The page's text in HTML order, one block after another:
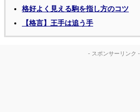
格好よく見える駒を指し方のコツ
【格言】王手は追う手
- スポンサーリンク -